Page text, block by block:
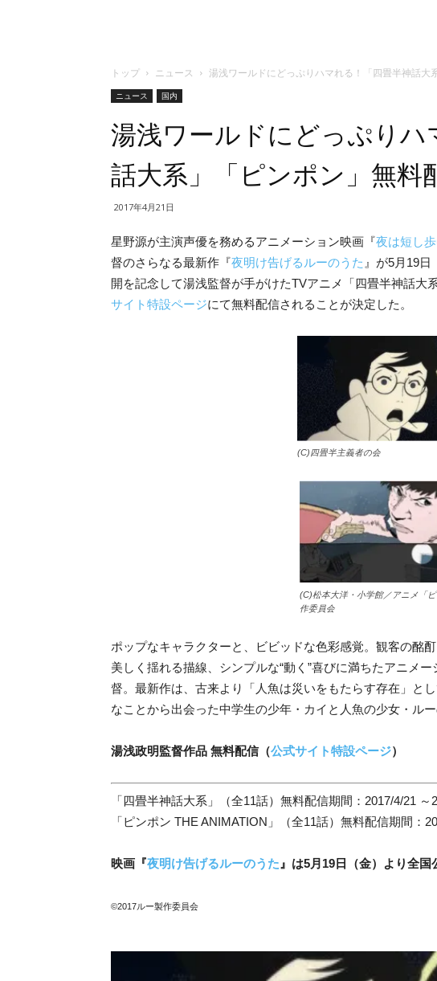
トップ ニュース 湯浅ワールドにどっぷりハマれる！「四畳半神話大
ニュース 国内
湯浅ワールドにどっぷりハ
話大系」「ピンポン」無料
2017年4月21日
星野源が主演声優を務めるアニメーション映画『夜は短し
督のさらなる最新作『夜明け告げるルーのうた 』が5月19
開を記念して湯浅監督が手がけたTVアニメ「四畳半神話大
サイト特設ページにて無料配信されることが決定した。
(C)四畳半主義者の会
(C)松本大洋・小学館／アニメ「
作委員会
ポップなキャラクターと、ビビッドな色彩感覚。観客の酩
美しく揺れる描線、シンプルな“動く”喜びに満ちたアニメ
督。最新作は、古来より「人魚は災いをもたらす存在」と
なことから出会った中学生の少年・カイと人魚の少女・ルー
湯浅政明監督作品 無料配信（公式サイト特設ページ）
「四畳半神話大系」（全11話）無料配信期間：2017/4/21 ～
「ピンポン THE ANIMATION」（全11話）無料配信期間：
映画『夜明け告げるルーのうた 』は5月19日（金）より全国
©2017ルー製作委員会